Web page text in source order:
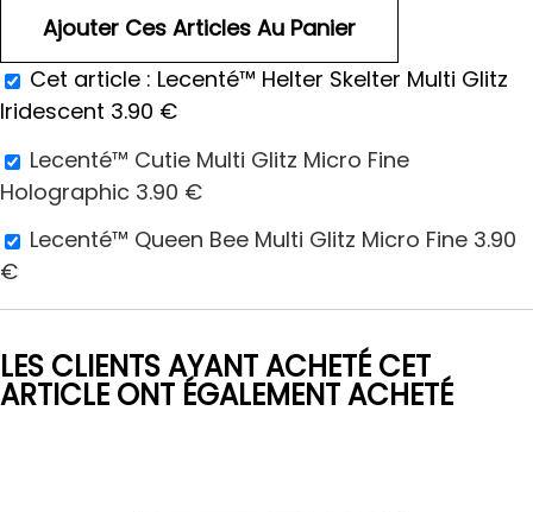
Cet article : Lecenté™ Helter Skelter Multi Glitz
Iridescent 3.90 €
Lecenté™ Cutie Multi Glitz Micro Fine
Holographic 3.90 €
Lecenté™ Queen Bee Multi Glitz Micro Fine 3.90
€
LES CLIENTS AYANT ACHETÉ CET
ARTICLE ONT ÉGALEMENT ACHETÉ